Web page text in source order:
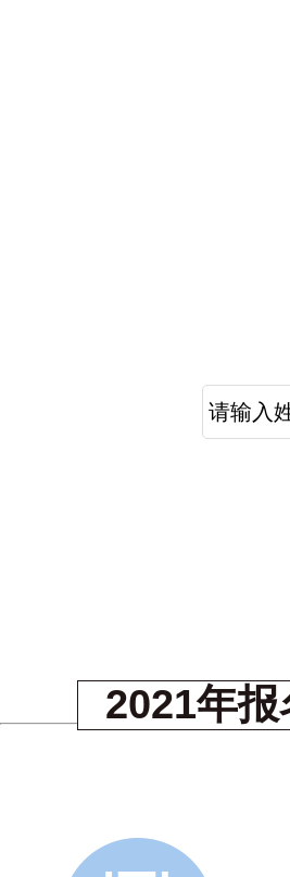
2021年